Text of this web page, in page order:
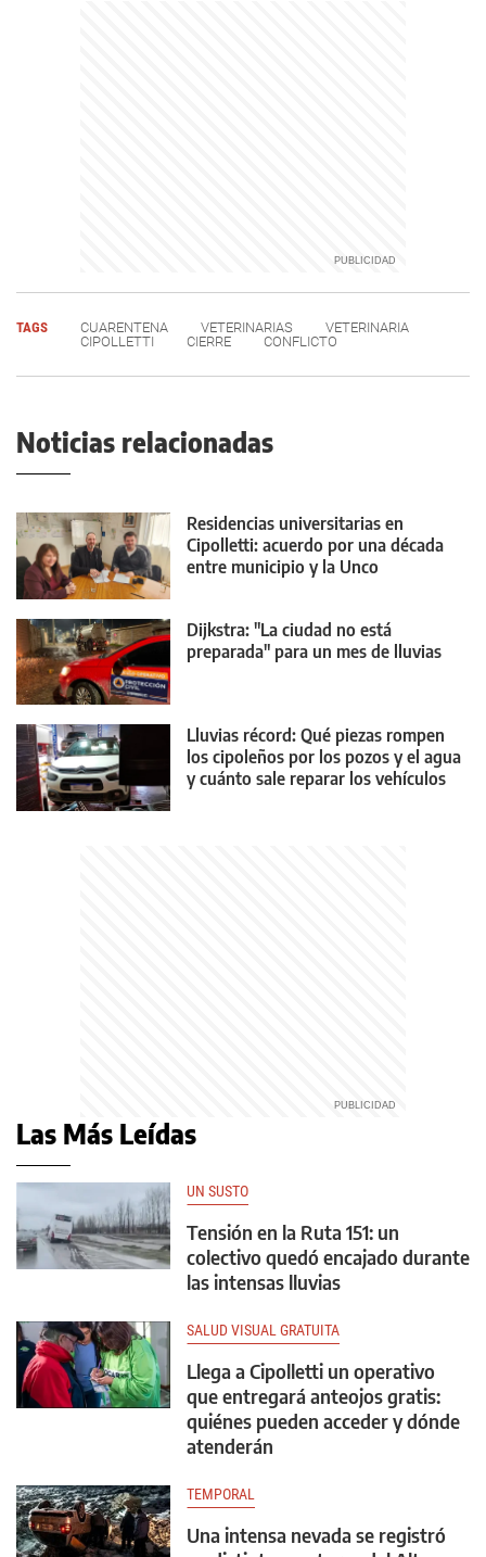
TAGS CUARENTENA VETERINARIAS
VETERINARIA
CIPOLLETTI
CIERRE CONFLICTO
Noticias relacionadas
Residencias universitarias en
Cipolletti: acuerdo por una década
entre municipio y la Unco
Dijkstra: "La ciudad no está
preparada" para un mes de lluvias
Lluvias récord: Qué piezas rompen
los cipoleños por los pozos y el agua
y cuánto sale reparar los vehículos
Las Más Leídas
UN SUSTO
Tensión en la Ruta 151: un
colectivo quedó encajado durante
las intensas lluvias
SALUD VISUAL GRATUITA
Llega a Cipolletti un operativo
que entregará anteojos gratis:
quiénes pueden acceder y dónde
atenderán
TEMPORAL
Una intensa nevada se registró